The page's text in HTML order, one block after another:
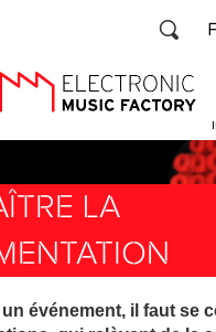
LA
événement, il faut se